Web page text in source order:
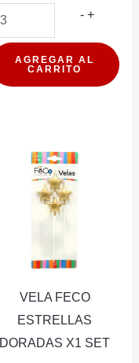
- VELA
DISEÑO
INDIANA
+
AGREGAR AL
CARRITO
VELA FECO
ESTRELLAS
DORADAS X1 SET